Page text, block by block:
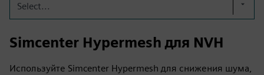
Select...
Simcenter Hypermesh для NVH
Используйте Simcenter Hypermesh для снижения шума,